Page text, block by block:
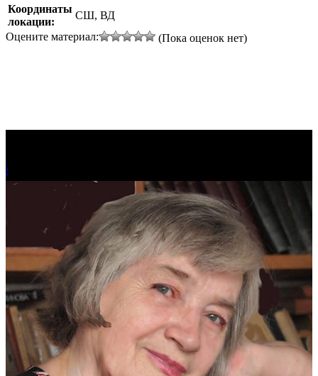
Координаты
локации:
СШ, ВД
Оцените материал:
(Пока оценок нет)
!